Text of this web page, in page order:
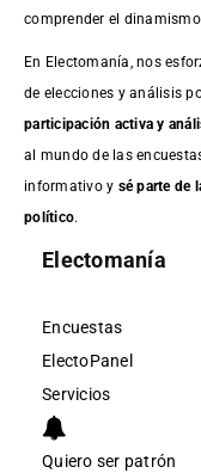
comprender el
En Electomanía, nos
de elecciones y análisis
participación activa y
al mundo de las
informativo y sé parte de
político.
Electomanía
Encuestas
ElectoPanel
Servicios
Quiero ser patrón